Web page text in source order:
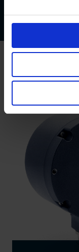
相关产品